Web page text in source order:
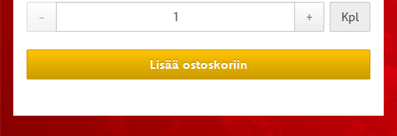
- + Kpl
Lisää ostoskoriin